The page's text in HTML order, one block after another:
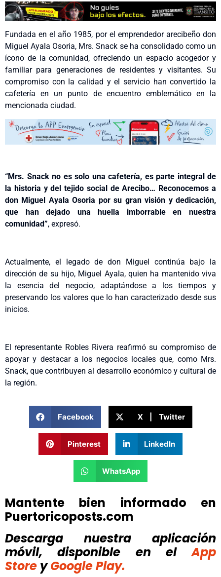
Fundada en el año 1985, por el emprendedor arecibeño don
Miguel Ayala Osoria, Mrs. Snack se ha consolidado como un
ícono de la comunidad, ofreciendo un espacio acogedor y
familiar para generaciones de residentes y visitantes. Su
compromiso con la calidad y el servicio han convertido la
cafetería en un punto de encuentro emblemático en la
mencionada ciudad.
“Mrs. Snack no es solo una cafetería, es parte integral de
la historia y del tejido social de Arecibo… Reconocemos a
don Miguel Ayala Osoria por su gran visión y dedicación,
que han dejado una huella imborrable en nuestra
comunidad”, expresó.
Actualmente, el legado de don Miguel continúa bajo la
dirección de su hijo, Miguel Ayala, quien ha mantenido viva
la esencia del negocio, adaptándose a los tiempos y
preservando los valores que lo han caracterizado desde sus
inicios.
El representante Robles Rivera reafirmó su compromiso de
apoyar y destacar a los negocios locales que, como Mrs.
Snack, que contribuyen al desarrollo económico y cultural de
la región.
Facebook X | Twitter
Pinterest LinkedIn
WhatsApp
Mantente bien informado en
Puertoricoposts.com
Descarga nuestra aplicación
móvil, disponible
en el
App
Store y Google Play.